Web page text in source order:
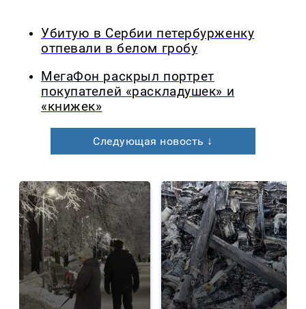
Убитую в Сербии петербурженку
отпевали в белом гробу
МегаФон раскрыл портрет
покупателей «раскладушек» и
«книжек»
Следующая новость ↓